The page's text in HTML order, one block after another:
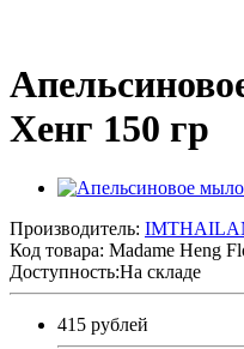
Хенг 150 гр
Производитель:
Код товара: Madame Heng
Доступность:На складе
415 рублей